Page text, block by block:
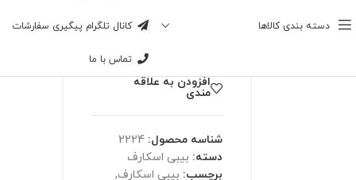
دسته بندی کالاها کانال تلگرام پیگیری سفارشات
تماس با ما
تومان
در انبار موجود نمی باشد
افزودن به علاقه
مندی
شناسه محصول: 2224
دسته: بیبی اسکارف
برچسب: بیبی اسکارف,